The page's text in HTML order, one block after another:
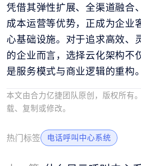
凭借其弹性扩展、全渠道融合
成本运营等优势，正成为企业
心基础设施。对于追求高效、
的企业而言，选择云化架构不
是服务模式与商业逻辑的重构。
本文由合力亿捷团队原创，版权所有
载、复制或修改。
热门标签 电话呼叫中心系统